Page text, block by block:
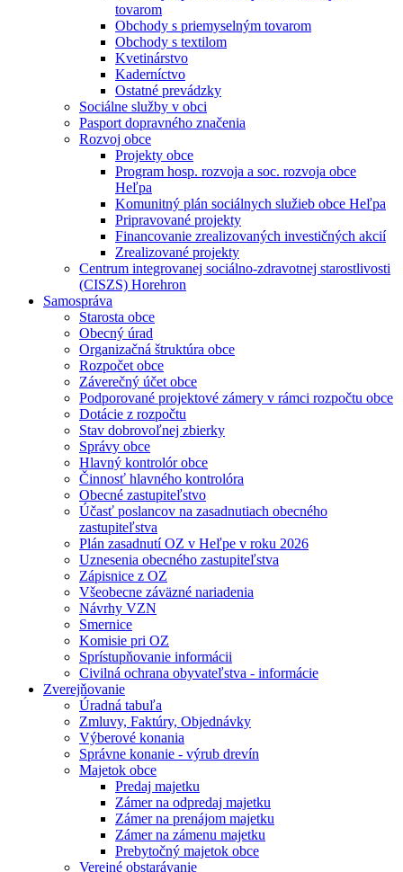
tovarom
Obchody s priemyselným tovarom
Obchody s textilom
Kvetinárstvo
Kaderníctvo
Ostatné prevádzky
Sociálne služby v obci
Pasport dopravného značenia
Rozvoj obce
Projekty obce
Program hosp. rozvoja a soc. rozvoja obce
Heľpa
Komunitný plán sociálnych služieb obce Heľpa
Pripravované projekty
Financovanie zrealizovaných investičných akcií
Zrealizované projekty
Centrum integrovanej sociálno-zdravotnej starostlivosti
(CISZS) Horehron
Samospráva
Starosta obce
Obecný úrad
Organizačná štruktúra obce
Rozpočet obce
Záverečný účet obce
Podporované projektové zámery v rámci rozpočtu obce
Dotácie z rozpočtu
Stav dobrovoľnej zbierky
Správy obce
Hlavný kontrolór obce
Činnosť hlavného kontrolóra
Obecné zastupiteľstvo
Účasť poslancov na zasadnutiach obecného
zastupiteľstva
Plán zasadnutí OZ v Heľpe v roku 2026
Uznesenia obecného zastupiteľstva
Zápisnice z OZ
Všeobecne záväzné nariadenia
Návrhy VZN
Smernice
Komisie pri OZ
Sprístupňovanie informácii
Civilná ochrana obyvateľstva - informácie
Zverejňovanie
Úradná tabuľa
Zmluvy, Faktúry, Objednávky
Výberové konania
Správne konanie - výrub drevín
Majetok obce
Predaj majetku
Zámer na odpredaj majetku
Zámer na prenájom majetku
Zámer na zámenu majetku
Prebytočný majetok obce
Verejné obstarávanie